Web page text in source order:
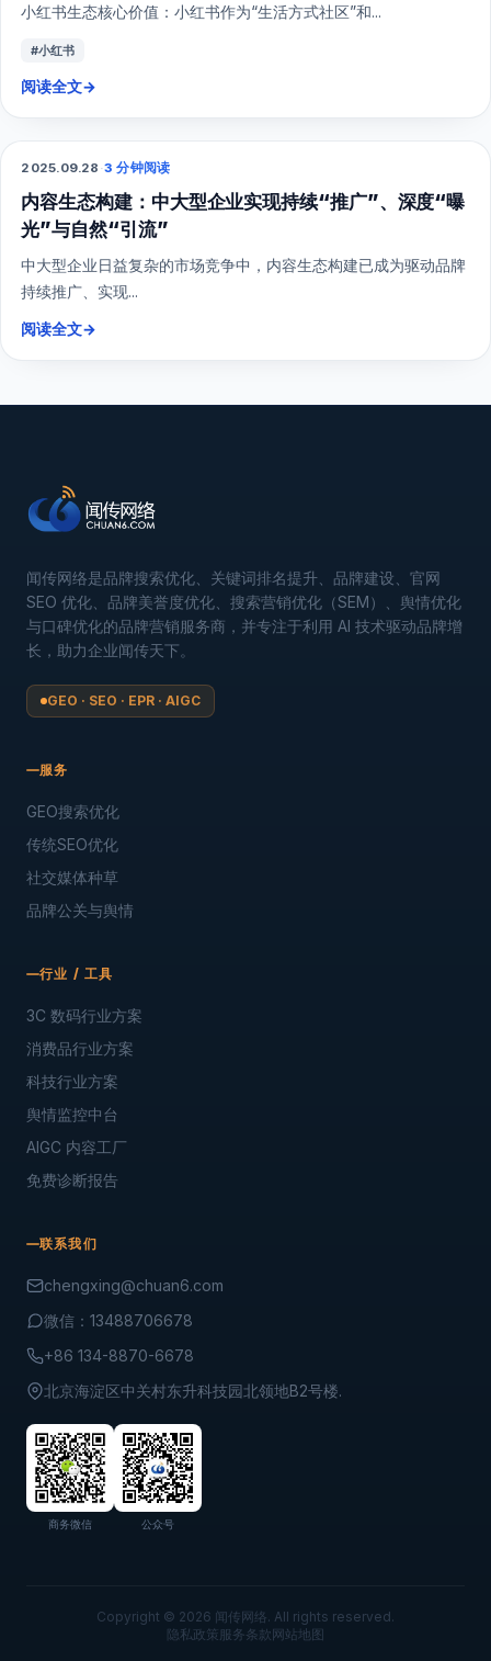
小红书生态核心价值：小红书作为“生活方式社区”和...
#小红书
阅读全文→
综合营销
2025.09.28 ·3 分钟阅读
内容生态构建：中大型企业实现持续“推广”、深度“曝
光”与自然“引流”
中大型企业日益复杂的市场竞争中，内容生态构建已成为驱动品牌
持续推广、实现...
阅读全文→
闻传网络是品牌搜索优化、关键词排名提升、品牌建设、官网
SEO 优化、品牌美誉度优化、搜索营销优化（SEM）、舆情优化
与口碑优化的品牌营销服务商，并专注于利用 AI 技术驱动品牌增
长，助力企业闻传天下。
GEO · SEO · EPR · AIGC
服务
GEO搜索优化
传统SEO优化
社交媒体种草
品牌公关与舆情
行业 / 工具
3C 数码行业方案
消费品行业方案
科技行业方案
舆情监控中台
AIGC 内容工厂
免费诊断报告
联系我们
chengxing@chuan6.com
微信：13488706678
+86 134-8870-6678
北京海淀区中关村东升科技园北领地B2号楼.
商务微信 公众号
Copyright © 2026 闻传网络. All rights reserved.
隐私政策 服务条款网站地图